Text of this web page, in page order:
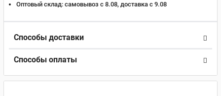
Оптовый склад: самовывоз с 8.08, доставка c 9.08
Способы доставки
Способы оплаты